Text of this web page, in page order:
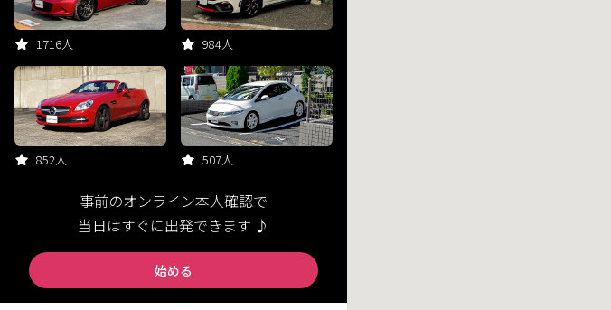
1716人 984人
852人 507人
事前のオンライン本人確認で
当日はすぐに出発できます ♪
始める